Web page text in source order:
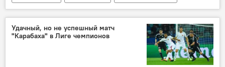
Новости
Баку
Дворец Гейдара Алиева
"Дуэт звезд"
Концерт
Удачный, но не успешный матч
"Карабаха" в Лиге чемпионов